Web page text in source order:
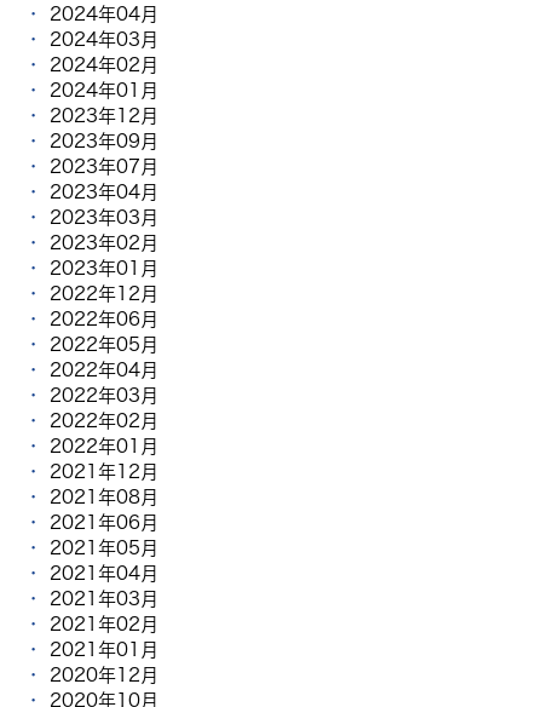
2024年04月
2024年03月
2024年02月
2024年01月
2023年12月
2023年09月
2023年07月
2023年04月
2023年03月
2023年02月
2023年01月
2022年12月
2022年06月
2022年05月
2022年04月
2022年03月
2022年02月
2022年01月
2021年12月
2021年08月
2021年06月
2021年05月
2021年04月
2021年03月
2021年02月
2021年01月
2020年12月
2020年10月